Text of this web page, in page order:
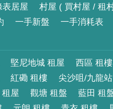
表居屋 村屋 ( 買村屋 / 租
一手新盤 一手消耗表
堅尼地城 租屋 西區 租樓
紅磡 租樓 尖沙咀/九龍
租屋 觀塘 租盤 藍田 租